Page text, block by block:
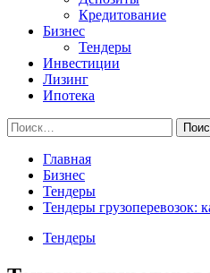
Кредитование
Бизнес
Тендеры
Инвестиции
Лизинг
Ипотека
Найти:
Главная
Бизнес
Тендеры
Тендеры грузоперевозок:
Тендеры